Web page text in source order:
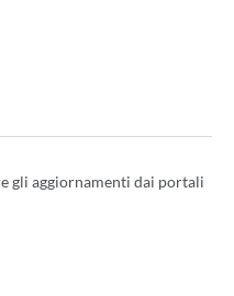
gli aggiornamenti dai portali